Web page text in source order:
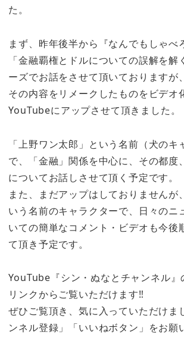
た。
まず、昨年後半から『なんでもしゃべ
「金融覇権とドルについての誤解を解
ーズでお話をさせて頂いておりますが、
その内容をリメークしたものをビデオ
YouTubeにアップさせて頂きました。
「上野ワン太郎」という名前（犬のキ
で、「金融」関係を中心に、その都度
についてお話しさせて頂く予定です。
また、まだアップはしておりませんが
いう名前のキャラクターで、日々のニ
いての簡単なコメント・ビデオも今後
て頂き予定です。
YouTube『シン・ぬなとチャンネル』
リンクからご覧いただけます‼
ぜひご覧頂き、気に入っていただけま
ンネル登録」「いいねボタン」をお願